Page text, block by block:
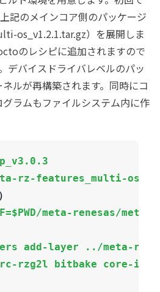
記のメインコア側のパッケージ
os_v1.2.1.tar.gz）を展開しま
のレシピに追加されますので
デバイスドライバレベルのパッ
ルが再構築されます。同時にコ
ラムもファイルシステム内に作
rz-features_multi-
meta-
add-layer ../meta-rz-
rzg2l bitbake core-